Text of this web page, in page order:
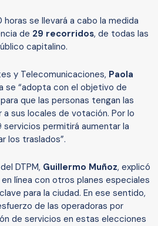
horas se llevará a cabo la medida
de 29 recorridos, de todas las
capitalino.
y Telecomunicaciones, Paola
se “adopta con el objetivo de
que las personas tengan las
sus locales de votación. Por lo
servicios permitirá aumentar la
los traslados”.
DTPM, Guillermo Muñoz, explicó
línea con otros planes especiales
para la ciudad. En ese sentido,
de las operadoras por
de servicios en estas elecciones